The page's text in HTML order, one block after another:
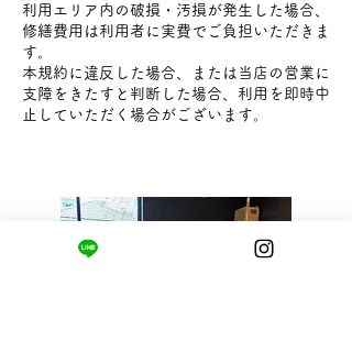
利用エリア内の破損・汚損が発生した場合、
修繕費用は利用者に実費でご負担いただきま
す。
本規約に違反した場合、または当店の営業に
支障をきたすと判断した場合、利用を即時中
止していただく場合がございます。